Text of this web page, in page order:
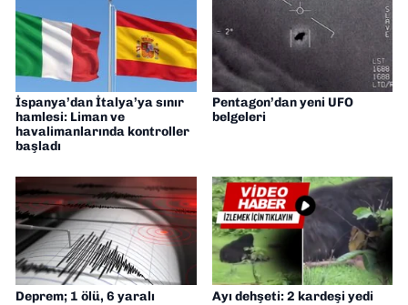
İspanya’dan İtalya’ya sınır
hamlesi: Liman ve
havalimanlarında kontroller
başladı
Pentagon’dan yeni UFO
belgeleri
Deprem; 1 ölü, 6 yaralı Ayı dehşeti: 2 kardeşi yedi